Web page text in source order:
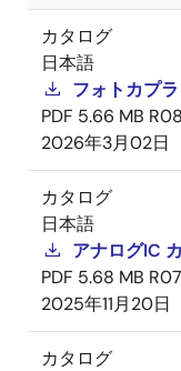
カタログ
日本語
フォトカプ
PDF 5.66 MB
2026年3月02日
カタログ
日本語
アナログIC
PDF 5.68 MB
2025年11月20日
カタログ